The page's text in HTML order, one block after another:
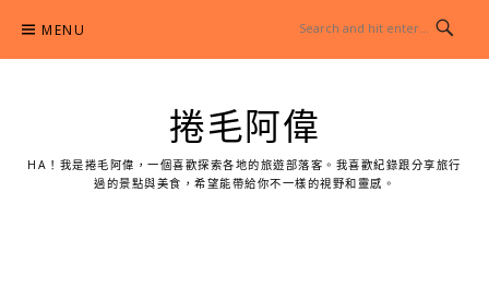
content
MENU
捲毛阿偉
HA！我是捲毛阿偉，一個喜歡探索各地的旅遊部落客。我喜歡紀錄跟分享旅行
過的景點與美食，希望能帶給你不一樣的視野和靈感。